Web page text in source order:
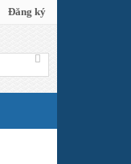
Đăng ký